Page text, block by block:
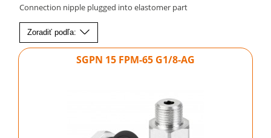
Connection nipple plugged into elastomer part
Zoradiť podľa:
SGPN 15 FPM-65 G1/8-AG